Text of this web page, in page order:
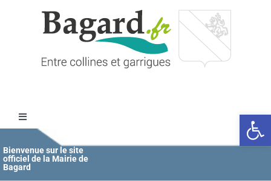
Ouvrir
Toggle
Navigation
Accueil
Bienvenue sur le site
officiel de la Mairie de
Bagard